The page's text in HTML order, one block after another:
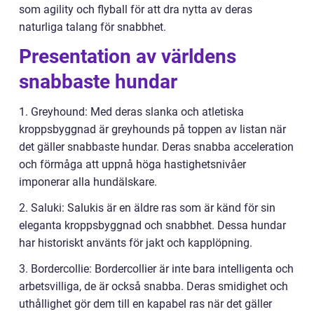
som agility och flyball för att dra nytta av deras
naturliga talang för snabbhet.
Presentation av världens
snabbaste hundar
1. Greyhound: Med deras slanka och atletiska
kroppsbyggnad är greyhounds på toppen av listan när
det gäller snabbaste hundar. Deras snabba acceleration
och förmåga att uppnå höga hastighetsnivåer
imponerar alla hundälskare.
2. Saluki: Salukis är en äldre ras som är känd för sin
eleganta kroppsbyggnad och snabbhet. Dessa hundar
har historiskt använts för jakt och kapplöpning.
3. Bordercollie: Bordercollier är inte bara intelligenta och
arbetsvilliga, de är också snabba. Deras smidighet och
uthållighet gör dem till en kapabel ras när det gäller